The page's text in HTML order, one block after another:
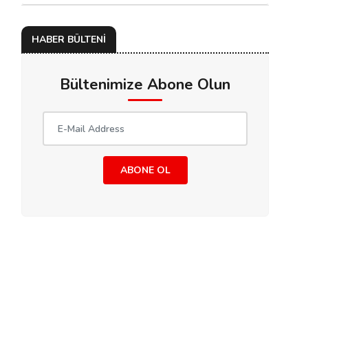
HABER BÜLTENİ
Bültenimize Abone Olun
ABONE OL